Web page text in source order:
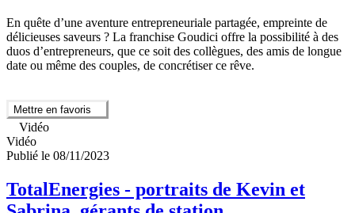
En quête d’une aventure entrepreneuriale partagée, empreinte de
délicieuses saveurs ? La franchise Goudici offre la possibilité à des
duos d’entrepreneurs, que ce soit des collègues, des amis de longue
date ou même des couples, de concrétiser ce rêve.
Mettre en favoris
Vidéo
Vidéo
Publié le 08/11/2023
TotalEnergies - portraits de Kevin et